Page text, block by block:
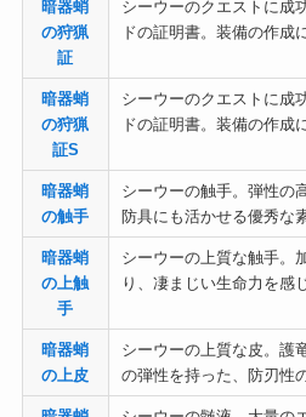
暗器蛸
の狩猟
証
シーウーのクエストに成
ドの証明書。装備の作成
暗器蛸
の狩猟
証S
シーウーのクエストに成
ドの証明書。装備の作成
暗器蛸
の触手
シーウーの触手。弾性の
防具にも活かせる優秀な
暗器蛸
の上触
手
シーウーの上質な触手。
り、凄まじい生命力を感
暗器蛸
の上皮
シーウーの上質な皮。護
の弾性を持った、防刃性